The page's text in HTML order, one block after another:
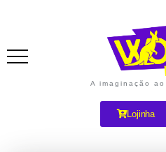
A imaginação
Lojinha